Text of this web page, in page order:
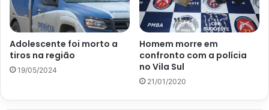
Adolescente foi morto a
tiros na região
19/05/2024
Homem morre em
confronto com a polícia
no Vila Sul
21/01/2020